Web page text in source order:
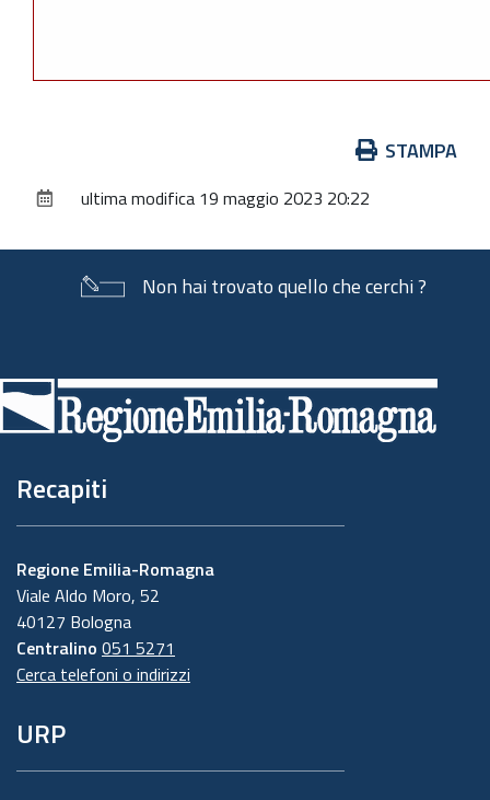
documento
STAMPA
ultima modifica 19 maggio 2023 20:22
Non hai trovato quello che cerchi ?
di
pagina
Recapiti
Regione Emilia-Romagna
Viale Aldo Moro, 52
40127 Bologna
Centralino 051 5271
Cerca telefoni o indirizzi
URP